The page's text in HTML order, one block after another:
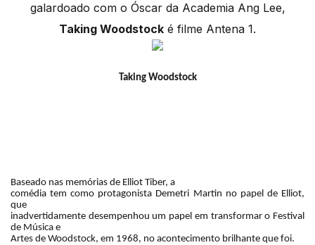
galardoado com o Óscar da Academia Ang Lee,
Taking Woodstock é filme Antena 1.
Taking Woodstock
Baseado nas memórias de Elliot Tiber, a
comédia tem como protagonista Demetri Martin no papel de Elliot,
que
inadvertidamente desempenhou um papel em transformar o Festival
de Música e
Artes de Woodstock, em 1968, no acontecimento brilhante que foi.